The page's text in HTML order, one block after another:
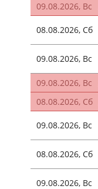
09.08.2026, Вс
08.08.2026, Сб
09.08.2026, Вс
09.08.2026, Вс
08.08.2026, Сб
09.08.2026, Вс
08.08.2026, Сб
09.08.2026, Вс